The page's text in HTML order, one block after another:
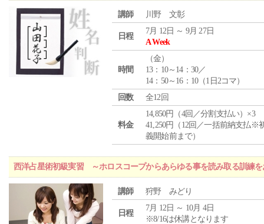
講師 川野 文彰
日程
7月 12日 ～ 9月 27日
A Week
時間
（金）
13：10～14：30／
14：50～16：10（1日2コマ）
回数
全12回
料金
14,850円（4回／分割支払い）×3
41,250円（12回／一括前納支払※
義開始前まで）
西洋占星術初級実習 ～ホロスコープからあらゆる事を読み取る訓練を
講師 狩野 みどり
日程
7月 12日 ～ 10月 4日
※8/16は休講となります